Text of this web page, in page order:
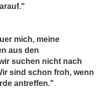
mich, meine
aus den
suchen nicht nach
sind schon froh, wenn
antreffen."